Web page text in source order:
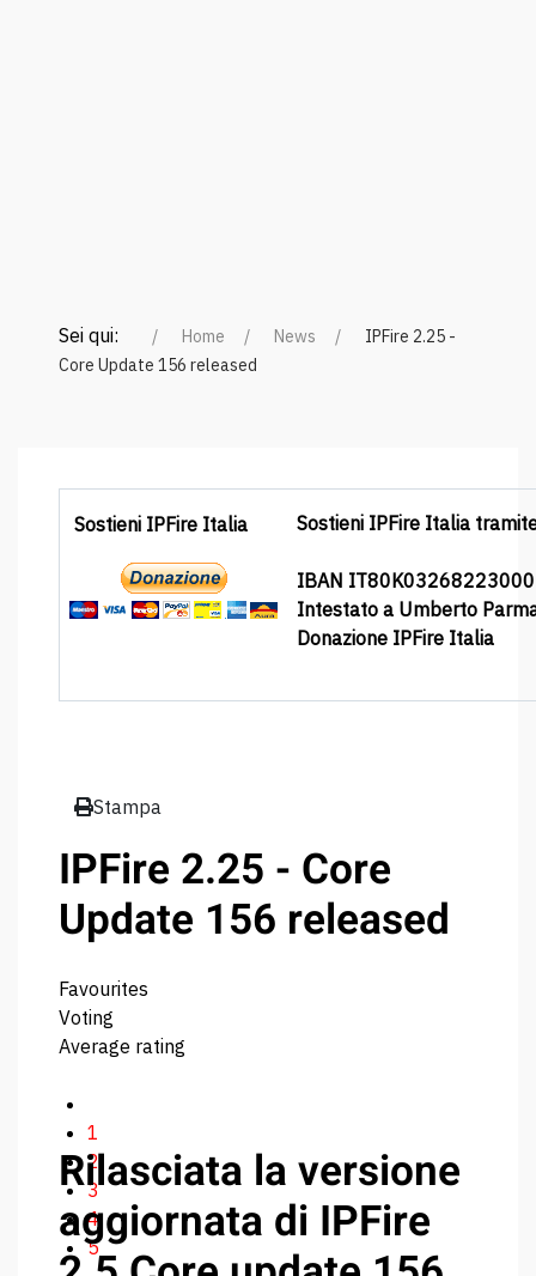
Sei qui: Home News
IPFire 2.25 -
Core Update 156 released
Sostieni IPFire Italia Sostieni IPFire Italia
IBAN
Intestato a Umberto
Donazione IPFire Italia
Stampa
IPFire 2.25 - Core
Update 156 released
Favourites
Voting
Average rating
1
2
3
4
5
Rilasciata la versione
aggiornata di IPFire